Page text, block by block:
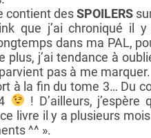
contient desSPOILERS
que j’ai chroniqué il y
dans ma PAL,
j’ai tendance à
pas à me
à la fin du tome 3… Du
! D’ailleurs,
livre il y a plusieurs
^^ ».